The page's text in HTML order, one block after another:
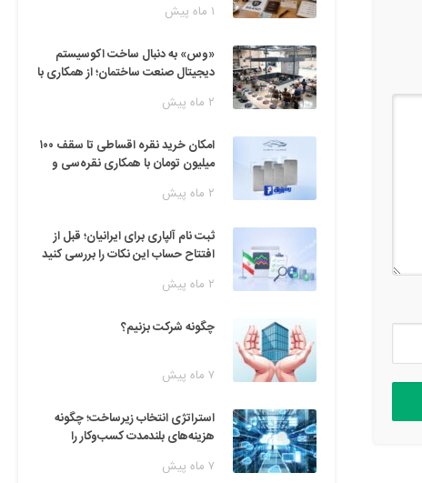
۱ ماه پیش
«وس» به دنبال ساخت اکوسیستم
دیجیتال صنعت ساختمان؛ از همکاری با
فناوری۲ ماه پیش
امکان خرید نقره اقساطی تا سقف ۱۰۰
میلیون تومان با همکاری نقره‌سی و
۲ ماه پیش
ثبت نام آلپاری برای ایرانیان؛ قبل از
افتتاح حساب این نکات را بررسی کنید
۲ ماه پیش
چگونه شرکت بزنیم؟
۷ ماه پیش
استراتژی انتخاب زیرساخت؛ چگونه
هزینه‌های بلندمدت کسب‌وکار را
۷ ماه پیش